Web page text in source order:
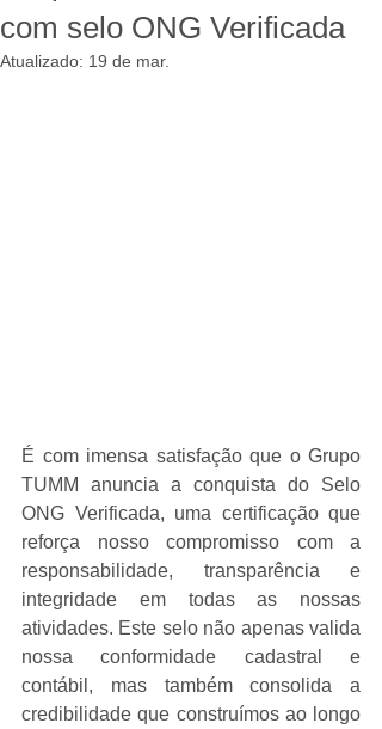
com selo ONG Verificada
Atualizado: 19 de mar.
É com imensa satisfação que o Grupo
TUMM anuncia a conquista do Selo
ONG Verificada, uma certificação que
reforça nosso compromisso com a
responsabilidade, transparência e
integridade em todas as nossas
atividades. Este selo não apenas valida
nossa conformidade cadastral e
contábil, mas também consolida a
credibilidade que construímos ao longo